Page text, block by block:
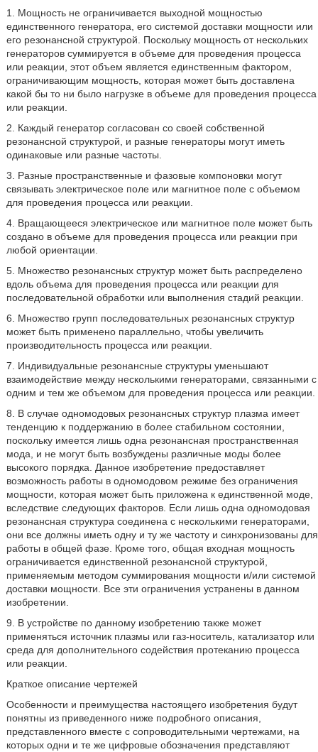
1. Мощность не ограничивается выходной мощностью
единственного генератора, его системой доставки мощности или
его резонансной структурой. Поскольку мощность от нескольких
генераторов суммируется в объеме для проведения процесса
или реакции, этот объем является единственным фактором,
ограничивающим мощность, которая может быть доставлена
какой бы то ни было нагрузке в объеме для проведения процесса
или реакции.
2. Каждый генератор согласован со своей собственной
резонансной структурой, и разные генераторы могут иметь
одинаковые или разные частоты.
3. Разные пространственные и фазовые компоновки могут
связывать электрическое поле или магнитное поле с объемом
для проведения процесса или реакции.
4. Вращающееся электрическое или магнитное поле может быть
создано в объеме для проведения процесса или реакции при
любой ориентации.
5. Множество резонансных структур может быть распределено
вдоль объема для проведения процесса или реакции для
последовательной обработки или выполнения стадий реакции.
6. Множество групп последовательных резонансных структур
может быть применено параллельно, чтобы увеличить
производительность процесса или реакции.
7. Индивидуальные резонансные структуры уменьшают
взаимодействие между несколькими генераторами, связанными с
одним и тем же объемом для проведения процесса или реакции.
8. В случае одномодовых резонансных структур плазма имеет
тенденцию к поддержанию в более стабильном состоянии,
поскольку имеется лишь одна резонансная пространственная
мода, и не могут быть возбуждены различные моды более
высокого порядка. Данное изобретение предоставляет
возможность работы в одномодовом режиме без ограничения
мощности, которая может быть приложена к единственной моде,
вследствие следующих факторов. Если лишь одна одномодовая
резонансная структура соединена с несколькими генераторами,
они все должны иметь одну и ту же частоту и синхронизованы для
работы в общей фазе. Кроме того, общая входная мощность
ограничивается единственной резонансной структурой,
применяемым методом суммирования мощности и/или системой
доставки мощности. Все эти ограничения устранены в данном
изобретении.
9. В устройстве по данному изобретению также может
применяться источник плазмы или газ-носитель, катализатор или
среда для дополнительного содействия протеканию процесса
или реакции.
Краткое описание чертежей
Особенности и преимущества настоящего изобретения будут
понятны из приведенного ниже подробного описания,
представленного вместе с сопроводительными чертежами, на
которых одни и те же цифровые обозначения представляют